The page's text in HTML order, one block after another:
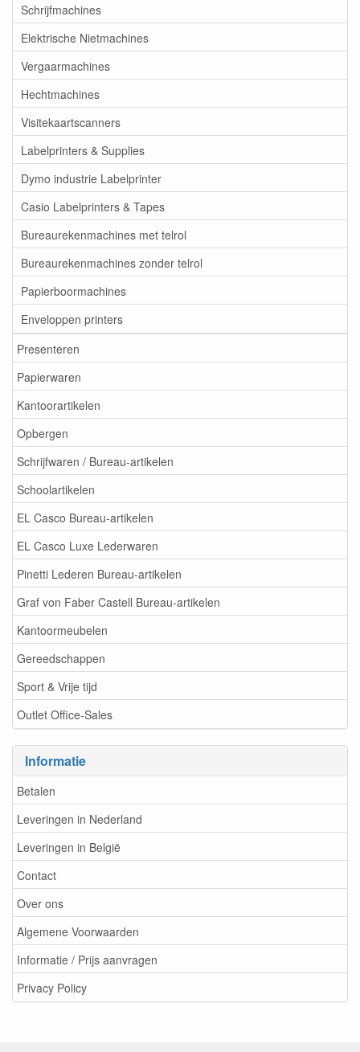
Schrijfmachines
Elektrische Nietmachines
Vergaarmachines
Hechtmachines
Visitekaartscanners
Labelprinters & Supplies
Dymo industrie Labelprinter
Casio Labelprinters & Tapes
Bureaurekenmachines met telrol
Bureaurekenmachines zonder telrol
Papierboormachines
Enveloppen printers
Presenteren
Papierwaren
Kantoorartikelen
Opbergen
Schrijfwaren / Bureau-artikelen
Schoolartikelen
EL Casco Bureau-artikelen
EL Casco Luxe Lederwaren
Pinetti Lederen Bureau-artikelen
Graf von Faber Castell Bureau-artikelen
Kantoormeubelen
Gereedschappen
Sport & Vrije tijd
Outlet Office-Sales
Informatie
Betalen
Leveringen in Nederland
Leveringen in België
Contact
Over ons
Algemene Voorwaarden
Informatie / Prijs aanvragen
Privacy Policy